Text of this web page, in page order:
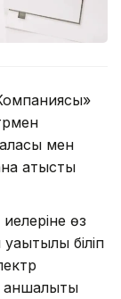
мен
қатысты
өз
біліп